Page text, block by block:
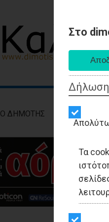
Στο
Τα
Ο ΔΗΜΟΤΗΣ ΕΙΔΗΣΕΙΣ